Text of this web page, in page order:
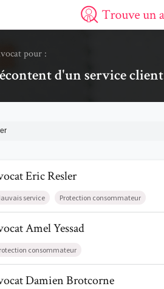
Trouve un avocat
pour :
d'un service client
AvocatEric Resler
EricResler
service Protection consommateur
AvocatAmel Yessad
AmelYessad
consommateur
AvocatDamien Brotcorne
DamienBrotcorne